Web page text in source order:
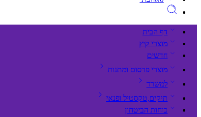
דף הבית
מוצרי קיץ
חדשים
מוצרי פרסום ומתנות
למשרד
תיקים,טקסטיל ופנאי
כוחות הביטחון